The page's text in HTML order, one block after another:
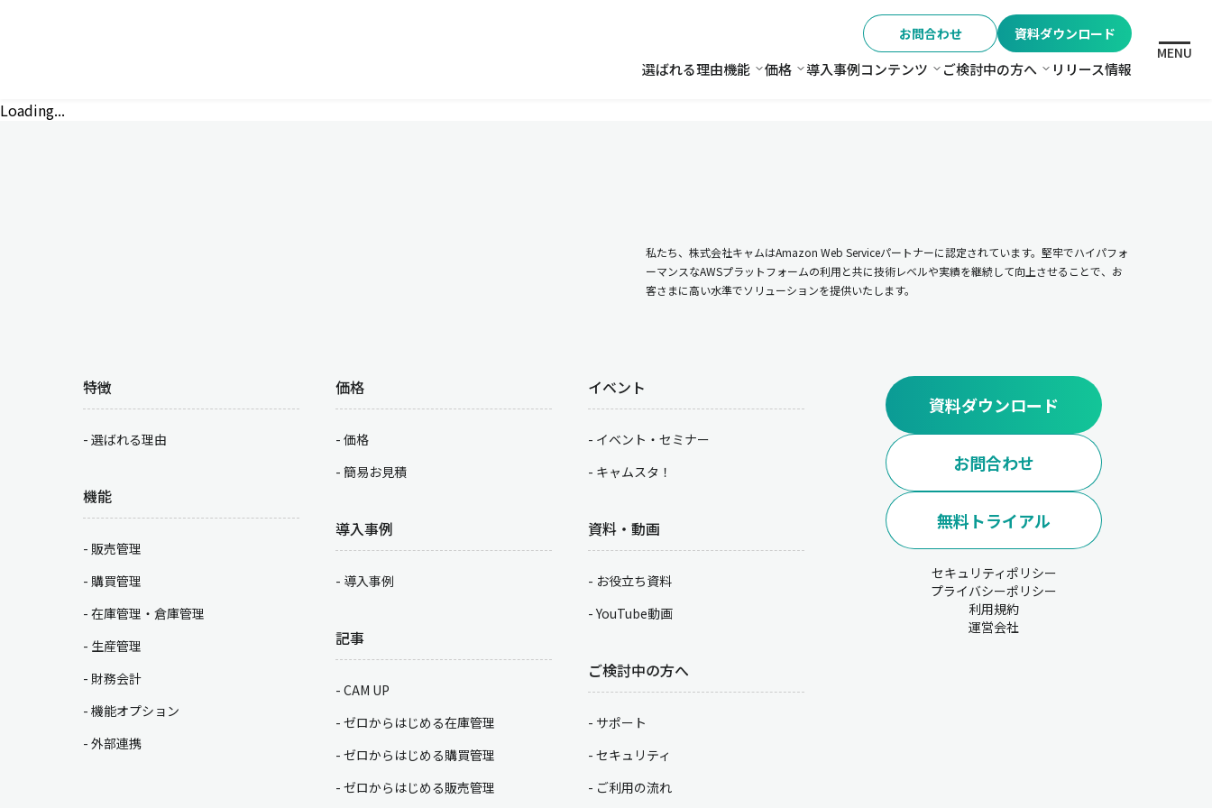
お問合わせ 資料ダウンロード
選ばれる理由機能 機能
価格 価格
導入事例コンテンツ コンテンツ
ご検討中の方へ ご検討中の方へ
リリース情報
MENU
Loading...
私たち、株式会社キャムはAmazon Web Serviceパートナーに認定されています。堅牢でハイパフォ
ーマンスなAWSプラットフォームの利用と共に技術レベルや実績を継続して向上させることで、お
客さまに高い水準でソリューションを提供いたします。
特徴
選ばれる理由
機能
販売管理
購買管理
在庫管理・倉庫管理
生産管理
財務会計
機能オプション
外部連携
価格
価格
簡易お見積
導入事例
導入事例
記事
CAM UP
ゼロからはじめる在庫管理
ゼロからはじめる購買管理
ゼロからはじめる販売管理
イベント
イベント・セミナー
キャムスタ！
資料・動画
お役立ち資料
YouTube動画
ご検討中の方へ
サポート
セキュリティ
ご利用の流れ
資料ダウンロード
お問合わせ
無料トライアル
セキュリティポリシー
プライバシーポリシー
利用規約
運営会社